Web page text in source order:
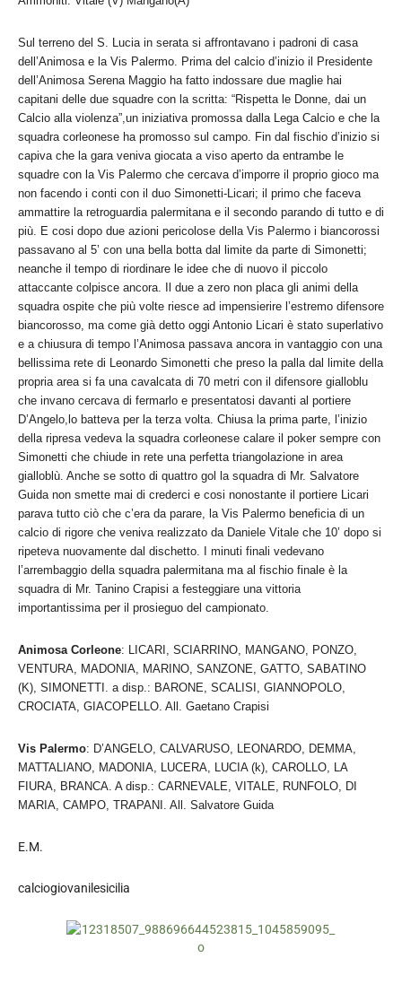
Sul terreno del S. Lucia in serata si affrontavano i padroni di casa
dell’Animosa e la Vis Palermo. Prima del calcio d’inizio il Presidente
dell’Animosa Serena Maggio ha fatto indossare due maglie hai
capitani delle due squadre con la scritta: “Rispetta le Donne, dai un
Calcio alla violenza”,un iniziativa promossa dalla Lega Calcio e che la
squadra corleonese ha promosso sul campo. Fin dal fischio d’inizio si
capiva che la gara veniva giocata a viso aperto da entrambe le
squadre con la Vis Palermo che cercava d’imporre il proprio gioco ma
non facendo i conti con il duo Simonetti-Licari; il primo che faceva
ammattire la retroguardia palermitana e il secondo parando di tutto e di
più. E cosi dopo due azioni pericolose della Vis Palermo i biancorossi
passavano al 5’ con una bella botta dal limite da parte di Simonetti;
neanche il tempo di riordinare le idee che di nuovo il piccolo
attaccante colpisce ancora. Il due a zero non placa gli animi della
squadra ospite che più volte riesce ad impensierire l’estremo difensore
biancorosso, ma come già detto oggi Antonio Licari è stato superlativo
e a chiusura di tempo l’Animosa passava ancora in vantaggio con una
bellissima rete di Leonardo Simonetti che preso la palla dal limite della
propria area si fa una cavalcata di 70 metri con il difensore gialloblu
che invano cercava di fermarlo e presentatosi davanti al portiere
D’Angelo,lo batteva per la terza volta. Chiusa la prima parte, l’inizio
della ripresa vedeva la squadra corleonese calare il poker sempre con
Simonetti che chiude in rete una perfetta triangolazione in area
gialloblù. Anche se sotto di quattro gol la squadra di Mr. Salvatore
Guida non smette mai di crederci e cosi nonostante il portiere Licari
parava tutto ciò che c’era da parare, la Vis Palermo beneficia di un
calcio di rigore che veniva realizzato da Daniele Vitale che 10’ dopo si
ripeteva nuovamente dal dischetto. I minuti finali vedevano
l’arrembaggio della squadra palermitana ma al fischio finale è la
squadra di Mr. Tanino Crapisi a festeggiare una vittoria
importantissima per il prosieguo del campionato.
Animosa Corleone: LICARI, SCIARRINO, MANGANO, PONZO,
VENTURA, MADONIA, MARINO, SANZONE, GATTO, SABATINO
(K), SIMONETTI. a disp.: BARONE, SCALISI, GIANNOPOLO,
CROCIATA, GIACOPELLO. All. Gaetano Crapisi
Vis Palermo: D’ANGELO, CALVARUSO, LEONARDO, DEMMA,
MATTALIANO, MADONIA, LUCERA, LUCIA (k), CAROLLO, LA
FIURA, BRANCA. A disp.: CARNEVALE, VITALE, RUNFOLO, DI
MARIA, CAMPO, TRAPANI. All. Salvatore Guida
E.M.
calciogiovanilesicilia